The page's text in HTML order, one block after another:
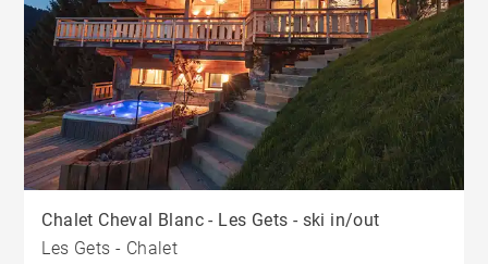
Chalet Cheval Blanc - Les Gets - ski in/out
Les Gets - Chalet